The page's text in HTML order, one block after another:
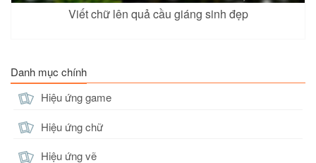
Viết chữ lên quả cầu giáng sinh đẹp
Danh mục chính
Hiệu ứng game
Hiệu ứng chữ
Hiệu ứng vẽ